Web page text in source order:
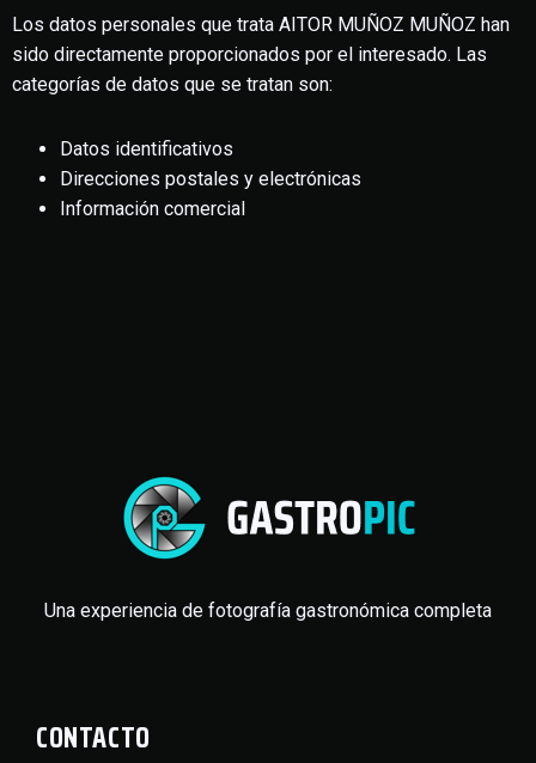
Los datos personales que trata AITOR MUÑOZ MUÑOZ han
sido directamente proporcionados por el interesado. Las
categorías de datos que se tratan son:
Datos identificativos
Direcciones postales y electrónicas
Información comercial
Una experiencia de fotografía gastronómica completa
CONTACTO